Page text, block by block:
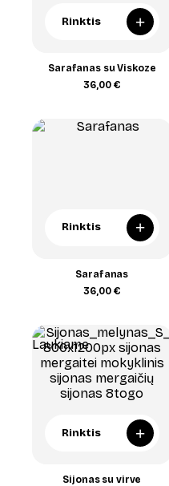
Rinktis +
Sarafanas su Viskoze
36,00 €
Rinktis +
Sarafanas
36,00 €
Laukiame
Rinktis +
Sijonas su virve